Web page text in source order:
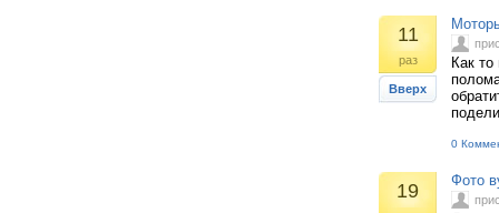
11
раз
Вверх
Как
0
19 Фото